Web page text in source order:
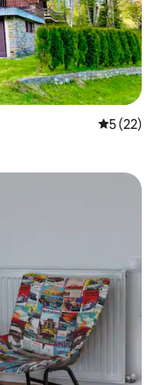
5 (22)